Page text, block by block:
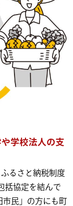
学校法人の支
るさと納税制度
括協定を結んで
市民」の方にも町